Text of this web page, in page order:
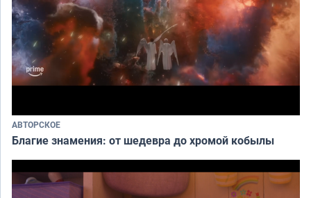
АВТОРСКОЕ
Благие знамения: от шедевра до хромой кобылы